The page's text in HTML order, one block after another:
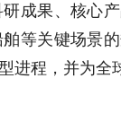
成果、核心
等关键场景
程，并为全